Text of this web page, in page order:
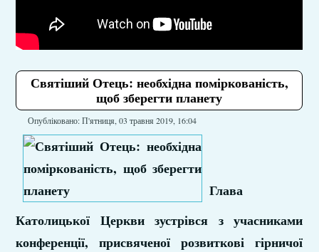
Святіший Отець: необхідна поміркованість,
щоб зберегти планету
Опубліковано: П'ятниця, 03 травня 2019, 16:04
Глава
Католицької Церкви зустрівся з учасниками
конференції, присвяченої розвиткові гірничої